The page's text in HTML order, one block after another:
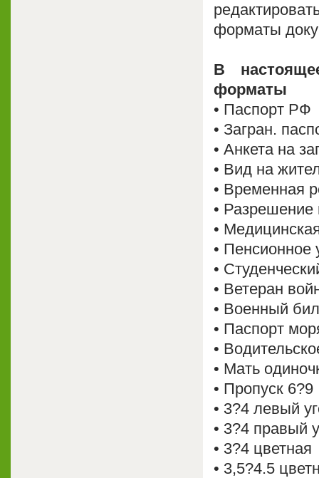
форматы
В
форматы
• Паспорт РФ
• Загран.
• Анкета на
• Вид на
• Временная
• Разрешение
•
• Пенсионное
•
• Ветеран
• Военный
• Паспорт
•
• Мать
• Пропуск 6?9
• 3?4 левый
• 3?4 правый
• 3?4 цветная
• 3,5?4.5